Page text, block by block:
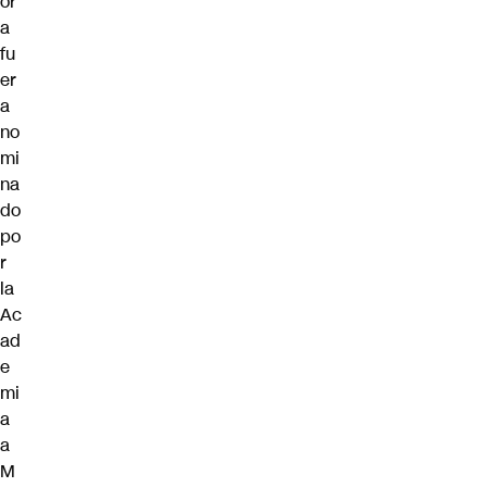
a
fu
er
a
no
mi
na
do
po
r
la
Ac
ad
e
mi
a
a
M